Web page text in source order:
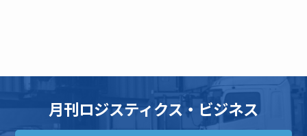
月刊ロジスティクス・ビジネス